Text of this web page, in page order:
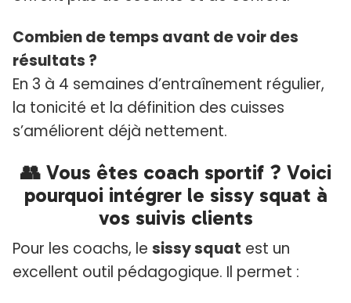
Combien de temps avant de voir des
résultats ?
En 3 à 4 semaines d’entraînement régulier,
la tonicité et la définition des cuisses
s’améliorent déjà nettement.
👥 Vous êtes coach sportif ? Voici
pourquoi intégrer le sissy squat à
vos suivis clients
Pour les coachs, le sissy squat est un
excellent outil pédagogique. Il permet :